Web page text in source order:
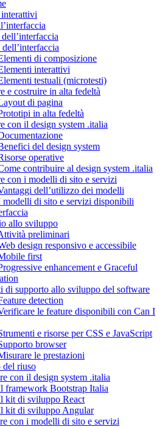
di composizione
interattivi
testuali (microtesti)
e costruire in alta fedeltà
di pagina
in alta fedeltà
con il design system .italia
del design system
operative
contribuire al design system .italia
con i modelli di sito e servizi
dell’utilizzo dei modelli
modelli di sito e servizi disponibili
allo sviluppo
preliminari
design responsivo e accessibile
first
enhancement e Graceful
di supporto allo sviluppo del software
detection
le feature disponibili con Can I
e risorse per CSS e JavaScript
browser
le prestazioni
del riuso
con il design system .italia
framework Bootstrap Italia
kit di sviluppo React
kit di sviluppo Angular
con i modelli di sito e servizi